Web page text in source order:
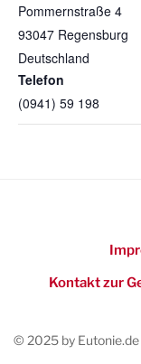
Pommernstraße 4
93047 Regensburg
Deutschland
Telefon
(0941) 59 198
Kontakt zur
© 2025 by Eutonie.de